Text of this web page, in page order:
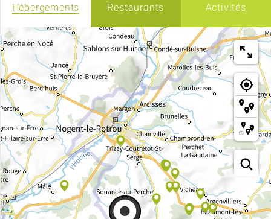
Hébergements Restaurants Activités